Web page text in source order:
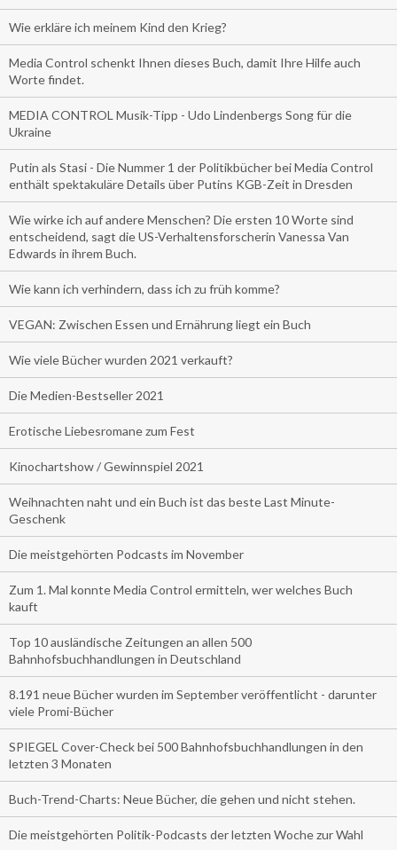
Wie erkläre ich meinem Kind den Krieg?
Media Control schenkt Ihnen dieses Buch, damit Ihre Hilfe auch
Worte findet.
MEDIA CONTROL Musik-Tipp - Udo Lindenbergs Song für die
Ukraine
Putin als Stasi - Die Nummer 1 der Politikbücher bei Media Control
enthält spektakuläre Details über Putins KGB-Zeit in Dresden
Wie wirke ich auf andere Menschen? Die ersten 10 Worte sind
entscheidend, sagt die US-Verhaltensforscherin Vanessa Van
Edwards in ihrem Buch.
Wie kann ich verhindern, dass ich zu früh komme?
VEGAN: Zwischen Essen und Ernährung liegt ein Buch
Wie viele Bücher wurden 2021 verkauft?
Die Medien-Bestseller 2021
Erotische Liebesromane zum Fest
Kinochartshow / Gewinnspiel 2021
Weihnachten naht und ein Buch ist das beste Last Minute-
Geschenk
Die meistgehörten Podcasts im November
Zum 1. Mal konnte Media Control ermitteln, wer welches Buch
kauft
Top 10 ausländische Zeitungen an allen 500
Bahnhofsbuchhandlungen in Deutschland
8.191 neue Bücher wurden im September veröffentlicht - darunter
viele Promi-Bücher
SPIEGEL Cover-Check bei 500 Bahnhofsbuchhandlungen in den
letzten 3 Monaten
Buch-Trend-Charts: Neue Bücher, die gehen und nicht stehen.
Die meistgehörten Politik-Podcasts der letzten Woche zur Wahl